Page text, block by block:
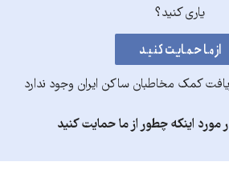
یاری کنید؟
کمک مخاطبان ساکن ایران وجود ندارد
اینکه چطور از ما حمایت کنید